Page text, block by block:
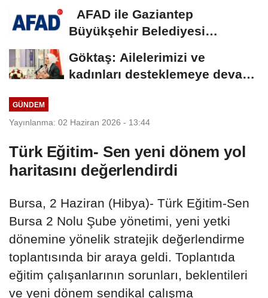
AFAD ile Gaziantep
Büyükşehir Belediyesi
Göktaş: Ailelerimizi ve
kadınları desteklemeye devam
GÜNDEM
Yayınlanma: 02 Haziran 2026 - 13:44
Türk Eğitim- Sen yeni dönem yol
haritasını değerlendirdi
Bursa, 2 Haziran (Hibya)- Türk Eğitim-Sen
Bursa 2 Nolu Şube yönetimi, yeni yetki
dönemine yönelik stratejik değerlendirme
toplantısında bir araya geldi. Toplantıda
eğitim çalışanlarının sorunları, beklentileri
ve yeni dönem sendikal çalışma